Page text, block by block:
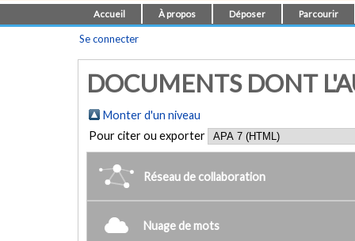
Accueil À propos Déposer Parcourir
Se connecter
DOCUMENTS DONT
Monter d'un niveau
Pour citer ou exporter
Réseau de collaboration
Nuage de mots